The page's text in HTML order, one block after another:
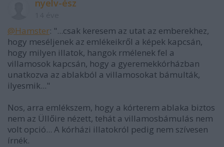
nyelv-ész
@Hamster: "...csak keresem az utat az emberekhez,
hogy meséljenek az emlékeikről a képek kapcsán,
hogy milyen illatok, hangok rmélenek fel a
villamosok kapcsán, hogy a gyeremekkórházban
unatkozva az ablakból a villamosokat bámulták,
ilyesmik..."
Nos, arra emlékszem, hogy a kórterem ablaka biztos
nem az Üllőire nézett, tehát a villamosbámulás nem
volt opció... A kórházi illatokról pedig nem szívesen
írnék.